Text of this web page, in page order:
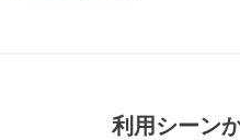
利用シーン